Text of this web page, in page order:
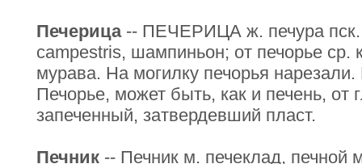
Печерица-- ПЕЧЕРИЦА ж. печура пск.
campestris, шампиньон; от печорье ср.
мурава. На могилку печорья
Печорье, может быть, как и печень, от
запеченный, затвердевший пласт.
Печник -- Печник м. печеклад, печной